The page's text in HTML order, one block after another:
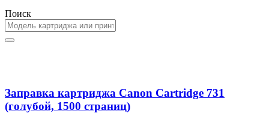
Поиск
Заправка картриджа Canon Cartridge 731
(голубой, 1500 страниц)